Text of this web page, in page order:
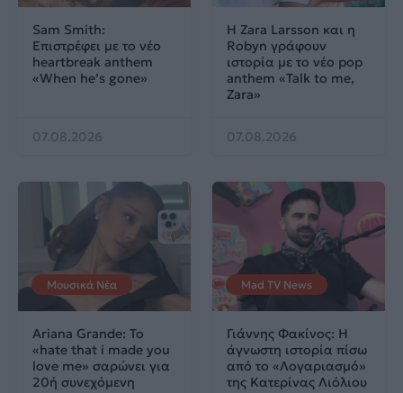
Sam Smith:
Επιστρέφει με το νέο
heartbreak anthem
«When he’s gone»
07.08.2026
Η Zara Larsson και η
Robyn γράφουν
ιστορία με το νέο pop
anthem «Talk to me,
Zara»
07.08.2026
Μουσικά Νέα
Ariana Grande: Το
«hate that i made you
love me» σαρώνει για
20ή συνεχόμενη
Mad TV News
Γιάννης Φακίνος: Η
άγνωστη ιστορία πίσω
από το «Λογαριασμό»
της Κατερίνας Λιόλιου